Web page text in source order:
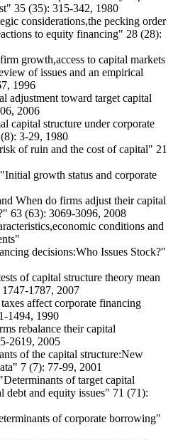
35 (35): 315-342, 1980
considerations,the pecking order
to equity financing" 28 (28):
growth,access to capital markets
of issues and an empirical
1996
adjustment toward target capital
2006
capital structure under corporate
3-29, 1980
of ruin and the cost of capital" 21
growth status and corporate
When do firms adjust their capital
63 (63): 3069-3096, 2008
conditions and
decisions:Who Issues Stock?"
of capital structure theory mean
1787, 2007
affect corporate financing
1494, 1990
rebalance their capital
2619, 2005
of the capital structure:New
7 (7): 77-99, 2001
of target capital
debt and equity issues" 71 (71):
of corporate borrowing"